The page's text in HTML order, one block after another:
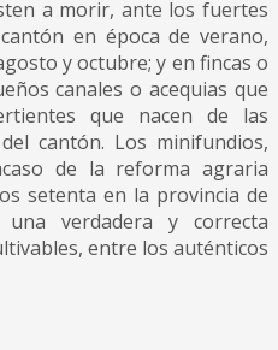
a morir, ante los fuertes
en época de verano,
y octubre; y en fincas o
canales o acequias que
que nacen de las
cantón. Los minifundios,
de la reforma agraria
setenta en la provincia de
verdadera y correcta
entre los auténticos